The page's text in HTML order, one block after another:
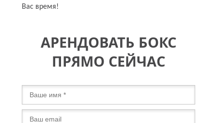
Вас время!
АРЕНДОВАТЬ БОКС
ПРЯМО СЕЙЧАС